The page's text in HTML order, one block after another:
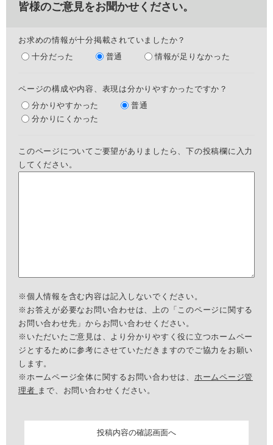
皆様のご意見をお聞かせください。
お求めの情報が十分掲載されていましたか？
十分だった
普通 情報が足りなかった
ページの構成や内容、表現は分かりやすかったですか？
分かりやすかった
普通
分かりにくかった
このページについてご要望がありましたら、下の投稿欄に入力
してください。
※個人情報を含む内容は記入しないでください。
※お答えが必要なお問い合わせは、上の「このページに関する
お問い合わせ先」からお問い合わせください。
※いただいたご意見は、より分かりやすく役に立つホームペー
ジとするために参考にさせていただきますのでご協力をお願い
します。
※ホームページ全体に関するお問い合わせは、 ホームページ管
理者 まで、お問い合わせください。